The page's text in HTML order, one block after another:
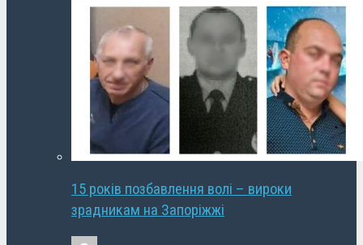
15 років позбавлення волі – вироки
зрадникам на Запоріжжі